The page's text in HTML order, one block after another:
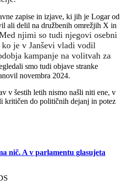
zapise in izjave, ki jih je Logar od
ali delil na družbenih omrežjih X in
njimi so tudi njegovi osebni
je v Janševi vladi vodil
kampanje na volitvah za
smo tudi objave stranke
novembra 2024.
v šestih letih nismo našli niti ene, v
kritičen do političnih dejanj in potez
nič. A v parlamentu glasujeta